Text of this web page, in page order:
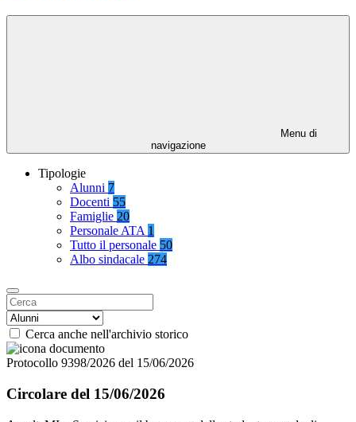
Menu di
navigazione
Tipologie
Alunni 7
Docenti 55
Famiglie 20
Personale ATA 1
Tutto il personale 50
Albo sindacale 274
Cerca anche nell'archivio storico
Protocollo 9398/2026 del 15/06/2026
Circolare del 15/06/2026